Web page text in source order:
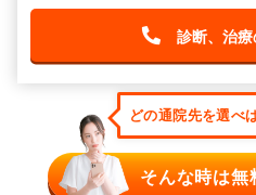
診断、治
どの通院先を選べ
そんな時は無